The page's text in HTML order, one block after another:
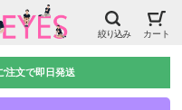
絞り込み カート
注文で即日発送